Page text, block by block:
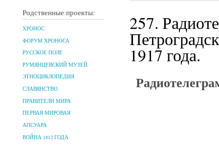
Родственные проекты:
ХРОНОС
ФОРУМ ХРОНОСА
РУССКОЕ ПОЛЕ
РУМЯНЦЕВСКИЙ МУЗЕЙ
ЭТНОЦИКЛОПЕДИЯ
СЛАВЯНСТВО
ПРАВИТЕЛИ МИРА
ПЕРВАЯ МИРОВАЯ
АПСУАРА
ВОЙНА 1812 ГОДА
257.
1917 года.